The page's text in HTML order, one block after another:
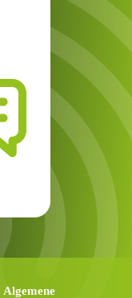
Algemene